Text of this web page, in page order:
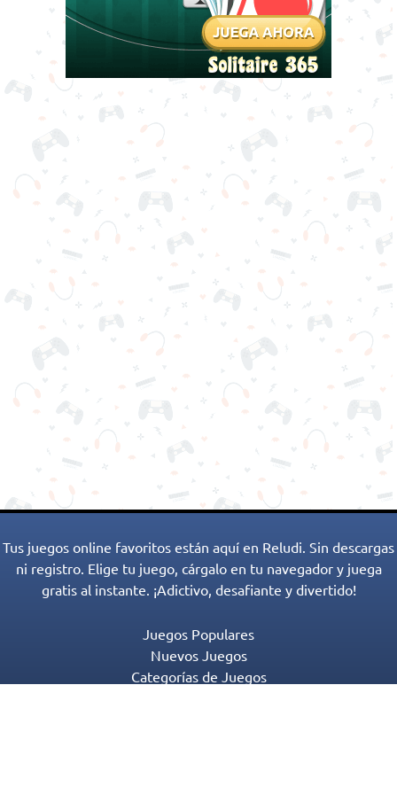
Tus juegos online favoritos están aquí en Reludi. Sin descargas
ni registro. Elige tu juego, cárgalo en tu navegador y juega
gratis al instante. ¡Adictivo, desafiante y divertido!
Juegos Populares
Nuevos Juegos
Categorías de Juegos